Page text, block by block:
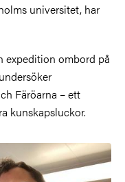
universitet, har
expedition ombord på
Färöarna – ett
kunskapsluckor.